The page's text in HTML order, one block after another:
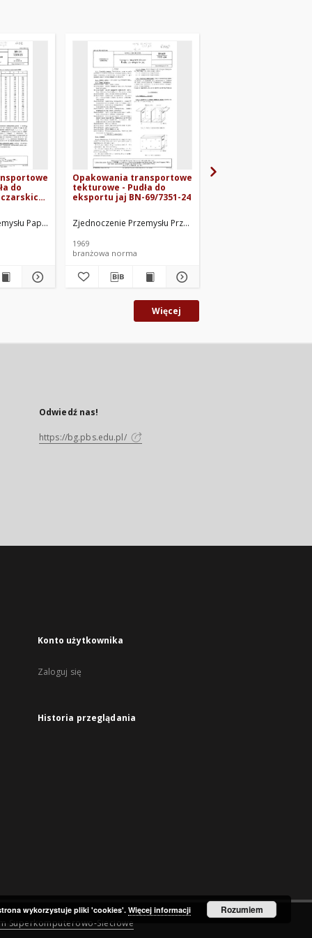
MEDOM w Krakowie. Oprac.
do
Papierniczego. Oprac.
Opakowania transportowe
tekturowe - Pudła do
eksportu jaj BN-69/7351-24
Zjednoczenie Przemysłu Przetworów Papierowych i
1969
branżowa norma
Więcej
Odwiedź nas!
https://bg.pbs.edu.pl/
Konto użytkownika
Zaloguj się
Historia przeglądania
Superkomputerowo-Sieciowe
wykorzystuje pliki 'cookies'. Więcej informacji Rozumiem